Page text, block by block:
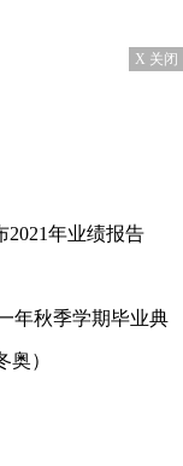
X 关闭
2021年业绩报告
年秋季学期毕业典
）